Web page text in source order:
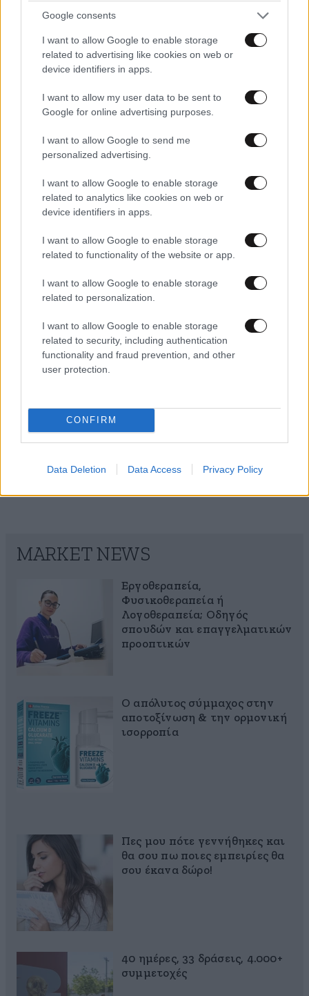
Google consents
I want to allow Google to enable storage
related to advertising like cookies on web or
device identifiers in apps.
I want to allow my user data to be sent to
Google for online advertising purposes.
I want to allow Google to send me
personalized advertising.
I want to allow Google to enable storage
related to analytics like cookies on web or
device identifiers in apps.
I want to allow Google to enable storage
related to functionality of the website or app.
I want to allow Google to enable storage
related to personalization.
I want to allow Google to enable storage
related to security, including authentication
functionality and fraud prevention, and other
user protection.
CONFIRM
Data Deletion Data Access Privacy Policy
«Θέλω τον μπαμπά μου»: Νέο βίντεο της
μεθυσμένης οδηγού που σκότωσε νύφη λίγες
5 ροφήματα που μπορείτε να πίνετε πριν τον
ύπνο για καλύτερα επίπεδα σακχάρου στο αίμα
MARKET NEWS
Εργοθεραπεία,
Φυσικοθεραπεία ή
Λογοθεραπεία; Οδηγός
σπουδών και επαγγελματικών
προοπτικών
Ο απόλυτος σύμμαχος στην
αποτοξίνωση & την ορμονική
ισορροπία
Πες μου πότε γεννήθηκες και
θα σου πω ποιες εμπειρίες θα
σου έκανα δώρο!
40 ημέρες, 33 δράσεις, 4.000+
συμμετοχές